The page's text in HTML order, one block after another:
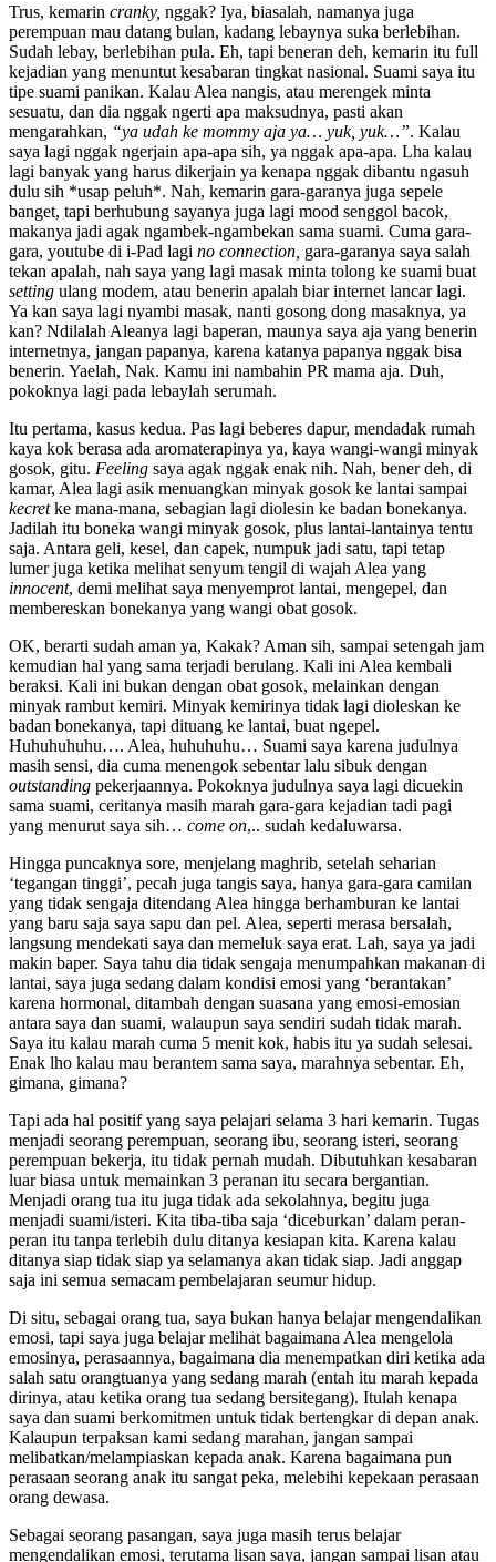
Trus, kemarin cranky, nggak? Iya, biasalah, namanya juga
perempuan mau datang bulan, kadang lebaynya suka berlebihan.
Sudah lebay, berlebihan pula. Eh, tapi beneran deh, kemarin itu full
kejadian yang menuntut kesabaran tingkat nasional. Suami saya itu
tipe suami panikan. Kalau Alea nangis, atau merengek minta
sesuatu, dan dia nggak ngerti apa maksudnya, pasti akan
mengarahkan, “ya udah ke mommy aja ya… yuk, yuk…”. Kalau
saya lagi nggak ngerjain apa-apa sih, ya nggak apa-apa. Lha kalau
lagi banyak yang harus dikerjain ya kenapa nggak dibantu ngasuh
dulu sih *usap peluh*. Nah, kemarin gara-garanya juga sepele
banget, tapi berhubung sayanya juga lagi mood senggol bacok,
makanya jadi agak ngambek-ngambekan sama suami. Cuma gara-
gara, youtube di i-Pad lagi no connection, gara-garanya saya salah
tekan apalah, nah saya yang lagi masak minta tolong ke suami buat
setting ulang modem, atau benerin apalah biar internet lancar lagi.
Ya kan saya lagi nyambi masak, nanti gosong dong masaknya, ya
kan? Ndilalah Aleanya lagi baperan, maunya saya aja yang benerin
internetnya, jangan papanya, karena katanya papanya nggak bisa
benerin. Yaelah, Nak. Kamu ini nambahin PR mama aja. Duh,
pokoknya lagi pada lebaylah serumah.
Itu pertama, kasus kedua. Pas lagi beberes dapur, mendadak rumah
kaya kok berasa ada aromaterapinya ya, kaya wangi-wangi minyak
gosok, gitu. Feeling saya agak nggak enak nih. Nah, bener deh, di
kamar, Alea lagi asik menuangkan minyak gosok ke lantai sampai
kecretke mana-mana, sebagian lagi diolesin ke badan bonekanya.
Jadilah itu boneka wangi minyak gosok, plus lantai-lantainya tentu
saja. Antara geli, kesel, dan capek, numpuk jadi satu, tapi tetap
lumer juga ketika melihat senyum tengil di wajah Alea yang
innocent, demi melihat saya menyemprot lantai, mengepel, dan
membereskan bonekanya yang wangi obat gosok.
OK, berarti sudah aman ya, Kakak? Aman sih, sampai setengah jam
kemudian hal yang sama terjadi berulang. Kali ini Alea kembali
beraksi. Kali ini bukan dengan obat gosok, melainkan dengan
minyak rambut kemiri. Minyak kemirinya tidak lagi dioleskan ke
badan bonekanya, tapi dituang ke lantai, buat ngepel.
Huhuhuhuhu…. Alea, huhuhuhu… Suami saya karena judulnya
masih sensi, dia cuma menengok sebentar lalu sibuk dengan
outstanding pekerjaannya. Pokoknya judulnya saya lagi dicuekin
sama suami, ceritanya masih marah gara-gara kejadian tadi pagi
yang menurut saya sih… come on,.. sudah kedaluwarsa.
Hingga puncaknya sore, menjelang maghrib, setelah seharian
‘tegangan tinggi’, pecah juga tangis saya, hanya gara-gara camilan
yang tidak sengaja ditendang Alea hingga berhamburan ke lantai
yang baru saja saya sapu dan pel. Alea, seperti merasa bersalah,
langsung mendekati saya dan memeluk saya erat. Lah, saya ya jadi
makin baper. Saya tahu dia tidak sengaja menumpahkan makanan di
lantai, saya juga sedang dalam kondisi emosi yang ‘berantakan’
karena hormonal, ditambah dengan suasana yang emosi-emosian
antara saya dan suami, walaupun saya sendiri sudah tidak marah.
Saya itu kalau marah cuma 5 menit kok, habis itu ya sudah selesai.
Enak lho kalau mau berantem sama saya, marahnya sebentar. Eh,
gimana, gimana?
Tapi ada hal positif yang saya pelajari selama 3 hari kemarin. Tugas
menjadi seorang perempuan, seorang ibu, seorang isteri, seorang
perempuan bekerja, itu tidak pernah mudah. Dibutuhkan kesabaran
luar biasa untuk memainkan 3 peranan itu secara bergantian.
Menjadi orang tua itu juga tidak ada sekolahnya, begitu juga
menjadi suami/isteri. Kita tiba-tiba saja ‘diceburkan’ dalam peran-
peran itu tanpa terlebih dulu ditanya kesiapan kita. Karena kalau
ditanya siap tidak siap ya selamanya akan tidak siap. Jadi anggap
saja ini semua semacam pembelajaran seumur hidup.
Di situ, sebagai orang tua, saya bukan hanya belajar mengendalikan
emosi, tapi saya juga belajar melihat bagaimana Alea mengelola
emosinya, perasaannya, bagaimana dia menempatkan diri ketika ada
salah satu orangtuanya yang sedang marah (entah itu marah kepada
dirinya, atau ketika orang tua sedang bersitegang). Itulah kenapa
saya dan suami berkomitmen untuk tidak bertengkar di depan anak.
Kalaupun terpaksan kami sedang marahan, jangan sampai
melibatkan/melampiaskan kepada anak. Karena bagaimana pun
perasaan seorang anak itu sangat peka, melebihi kepekaan perasaan
orang dewasa.
Sebagai seorang pasangan, saya juga masih terus belajar
mengendalikan emosi, terutama lisan saya, jangan sampai lisan atau